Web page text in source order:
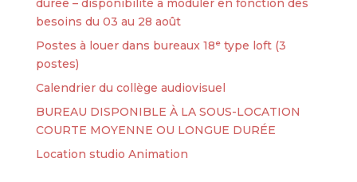
besoins du 03 au 28 août
Postes à louer dans bureaux 18ᵉ type loft (3
postes)
Calendrier du collège audiovisuel
BUREAU DISPONIBLE À LA SOUS-LOCATION
COURTE MOYENNE OU LONGUE DURÉE
Location studio Animation